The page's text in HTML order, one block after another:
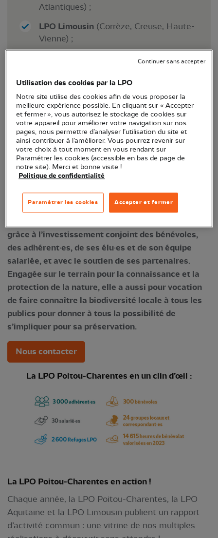
Atlantiques) ;
LPO Limousin (Corrèze, Creuse, Haute-
Vienne) ;
(Charente,
Vienne).
>> voir les pages de la LPO Nouvelle-
Aquitaine et des délégations territoriales de
l'Aquitaine et du Limousin.
La LPO Poitou-Charentes est la
représentante locale du réseau LPO !
grâce à l’investissement conjoint des bénévoles,
des adhérent·es, de ses élu·es et de son équipe
salariée, et avec le soutien de ses partenaires.
Engagée sur le terrain pour la connaissance et la
protection de la nature, elle a aussi pour vocation
de faire connaître la biodiversité locale à tous les
publics pour donner à tous la possibilité de
s’impliquer pour sa préservation.
Nous contacter
La LPO Poitou-Charentes en un clin d’œil :
La LPO Poitou-Charentes en action !
Chaque année, la LPO Poitou-Charentes, la LPO
Aquitaine et la LPO Limousin publient un rapport
d’activité commun : une vitrine de nos multiples
Utilisation des cookies par la LPO
Notre site utilise des cookies afin de vous proposer la
meilleure expérience possible. En cliquant sur « Accepter
et fermer », vous autorisez le stockage de cookies sur
votre appareil pour améliorer votre navigation sur nos
pages, nous permettre d’analyser l’utilisation du site et
ainsi contribuer à l’améliorer. Vous pourrez revenir sur
votre choix à tout moment en vous rendant sur
Paramétrer les cookies (accessible en bas de page de
notre site). Merci et bonne visite !
Politique de confidentialité
Accepter et fermer
Paramétrer les cookies
Continuer sans accepter